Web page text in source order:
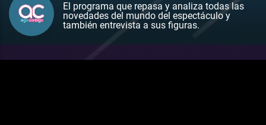
El programa que repasa y analiza todas las
novedades del mundo del espectáculo y
también entrevista a sus figuras.